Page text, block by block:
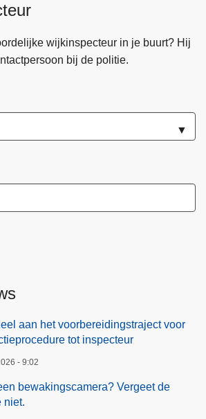
wijkinspecteur in je buurt? Hij
bij de politie.
▼
aan het voorbereidingstraject voor
tot inspecteur
- 9:02
bewakingscamera? Vergeet de
niet.